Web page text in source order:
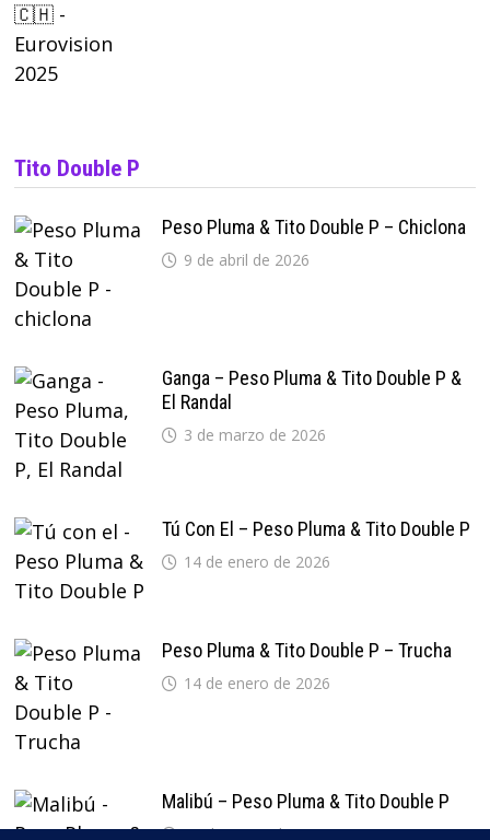
Tito Double P
Peso Pluma & Tito Double P – Chiclona
9 de abril de 2026
Ganga – Peso Pluma & Tito Double P &
El Randal
3 de marzo de 2026
Tú Con El – Peso Pluma & Tito Double P
14 de enero de 2026
Peso Pluma & Tito Double P – Trucha
14 de enero de 2026
Malibú – Peso Pluma & Tito Double P
14 de enero de 2026